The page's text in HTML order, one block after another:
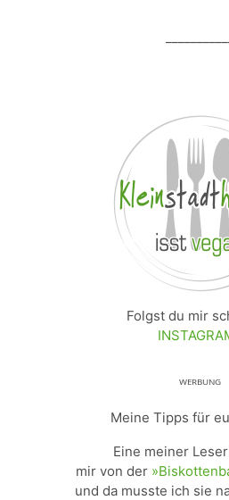
Folgst du mir
ᵂᴱᴿᴮᵁᴺᴳ
Meine Tipps für
Eine meiner
mir von der
und da musste ich sie